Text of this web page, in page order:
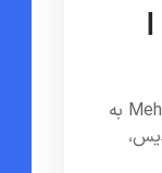
|
خبرگزاری مهر | اخبار ایران و جهان | Mehr News Agency به